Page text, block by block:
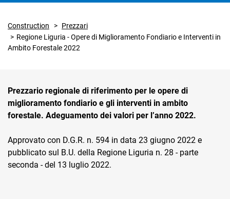
CRM
Construction
Prezzari
Regione Liguria - Opere di Miglioramento Fondiario e Interventi in
Ambito Forestale 2022
Prezzario regionale di riferimento per le opere di
miglioramento fondiario e gli interventi in ambito
forestale. Adeguamento dei valori per l’anno 2022.
Approvato con D.G.R. n. 594 in data 23 giugno 2022 e
pubblicato sul B.U. della Regione Liguria n. 28 - parte
seconda - del 13 luglio 2022.